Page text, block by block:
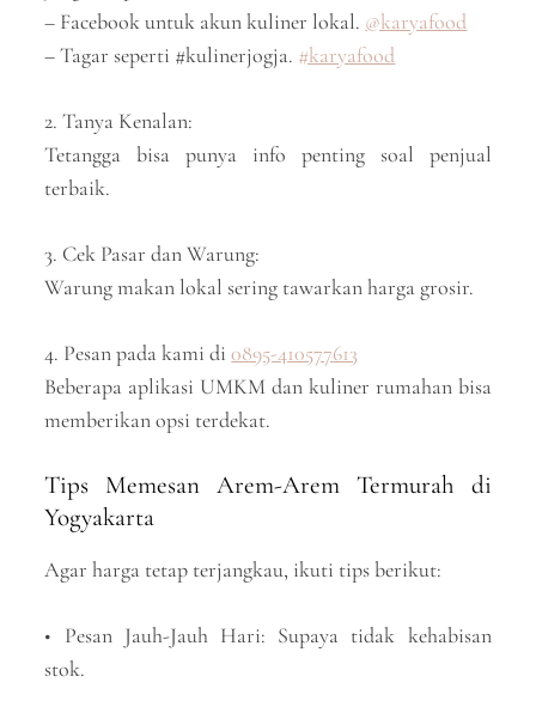
– Facebook untuk akun kuliner lokal. @karyafood
– Tagar seperti #kulinerjogja. #karyafood
2. Tanya Kenalan:
Tetangga bisa punya info penting soal penjual
terbaik.
3. Cek Pasar dan Warung:
Warung makan lokal sering tawarkan harga grosir.
4. Pesan pada kami di0895-410577613
Beberapa aplikasi UMKM dan kuliner rumahan bisa
memberikan opsi terdekat.
Tips Memesan Arem-Arem Termurah di
Yogyakarta
Agar harga tetap terjangkau, ikuti tips berikut:
• Pesan Jauh-Jauh Hari: Supaya tidak kehabisan
stok.